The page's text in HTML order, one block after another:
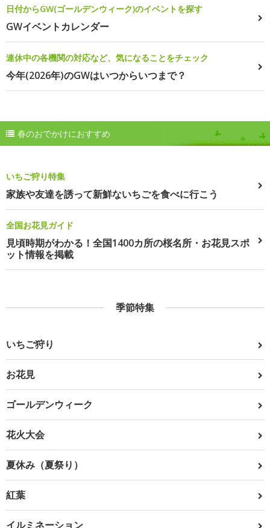
日付からGW(ゴールデンウィーク)のイベントを探す
GWイベントカレンダー
連休中の各機関の対応など、気になることをチェック
今年(2026年)のGWはいつからいつまで？
春のおでかけにおすすめ
いちご狩り特集
家族や友達を誘って新鮮ないちごを食べに行こう
全国お花見ガイド
見頃時期がわかる！全国1400カ所の桜名所・お花見スポ
ット情報を掲載
季節特集
いちご狩り
お花見
ゴールデンウィーク
花火大会
夏休み（夏祭り）
紅葉
イルミネーション